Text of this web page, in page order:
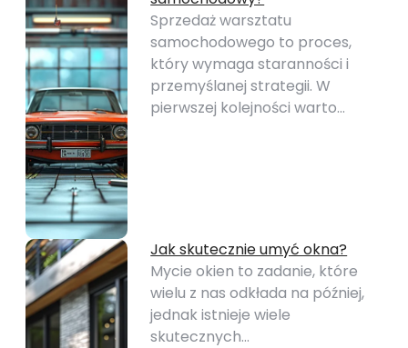
Sprzedaż warsztatu
samochodowego to proces,
który wymaga staranności i
przemyślanej strategii. W
pierwszej kolejności warto…
Jak skutecznie umyć okna?
Mycie okien to zadanie, które
wielu z nas odkłada na później,
jednak istnieje wiele
skutecznych…